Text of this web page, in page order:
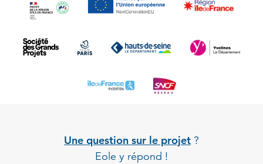
Une question sur le projet ?
Eole y répond !